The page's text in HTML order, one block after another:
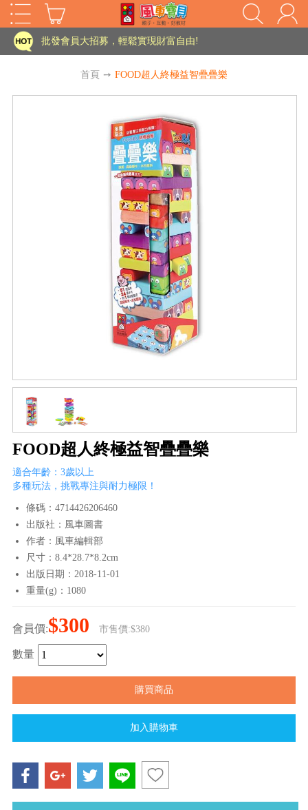
家長樂了!「風車書版集團暨FOOD超人企業總部」目前正興建中!
批發會員大招募，輕鬆實現財富自由!
老師您好!!幼教會員火熱招募中~
海外購物免煩惱！點我查看『海外購物流程說明』
批發會員大招募，輕鬆實現財富自由!
老師您好!!幼教會員火熱招募中~
海外購物免煩惱！點我查看『海外購物流程說明』
首頁 ➙ FOOD超人終極益智疊疊樂
FOOD超人終極益智疊疊樂
適合年齡：3歲以上
多種玩法，挑戰專注與耐力極限！
條碼：4714426206460
出版社：風車圖書
作者：風車編輯部
尺寸：8.4*28.7*8.2cm
出版日期：2018-11-01
重量(g)：1080
會員價:$300 市售價:$380
數量